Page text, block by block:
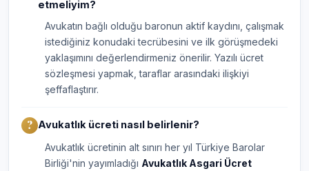
etmeliyim?
Avukatın bağlı olduğu baronun aktif kaydını, çalışmak
istediğiniz konudaki tecrübesini ve ilk görüşmedeki
yaklaşımını değerlendirmeniz önerilir. Yazılı ücret
sözleşmesi yapmak, taraflar arasındaki ilişkiyi
şeffaflaştırır.
Avukatlık ücreti nasıl belirlenir?
Avukatlık ücretinin alt sınırı her yıl Türkiye Barolar
Birliği'nin yayımladığı Avukatlık Asgari Ücret